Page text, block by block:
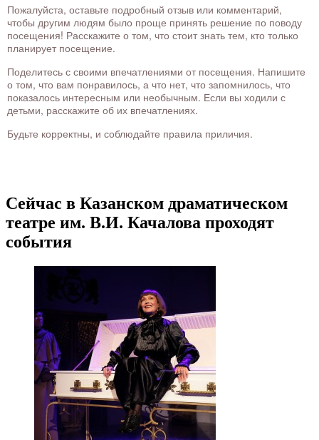
Пожалуйста, оставьте подробный отзыв или комментарий,
чтобы другим людям было проще принять решение по поводу
посещения! Расскажите о том, что стоит знать тем, кто только
планирует посещение.
Поделитесь с своими впечатлениями от посещения. Напишите
о том, что вам понравилось, а что нет, что запомнилось, что
показалось интересным или необычным. Если вы ходили с
детьми, расскажите об их впечатлениях.
Будьте корректны, и соблюдайте правила приличия.
Сейчас в Казанском драматическом
театре им. В.И. Качалова проходят
события